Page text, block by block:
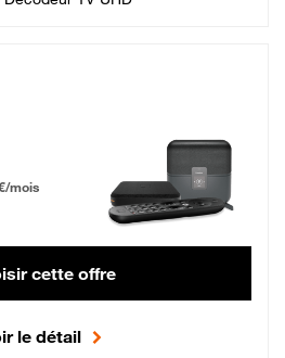
Fibre
puis 42,99 € par mois, Engagement 12 mois
mois
cette offre
le détail